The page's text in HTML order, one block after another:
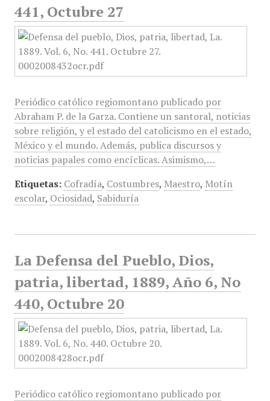
441, Octubre 27
Periódico católico regiomontano publicado por
Abraham P. de la Garza. Contiene un santoral, noticias
sobre religión, y el estado del catolicismo en el estado,
México y el mundo. Además, publica discursos y
noticias papales como encíclicas. Asimismo,…
Etiquetas: Cofradía, Costumbres, Maestro, Motín
escolar, Ociosidad, Sabiduría
La Defensa del Pueblo, Dios,
patria, libertad, 1889, Año 6, No
440, Octubre 20
Periódico católico regiomontano publicado por